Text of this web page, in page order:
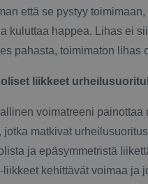
että se pystyy
kuluttaa happea. Lihas ei
pahasta, toimimaton lihas
liikkeet
voimatreeni painottaa
jotka matkivat
ja epäsymmetristä
liikkeet kehittävät voimaa ja